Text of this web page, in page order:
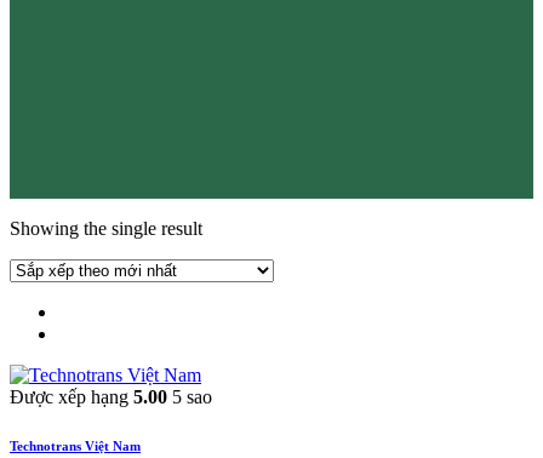
Showing the single result
Được xếp hạng 5.00 5 sao
Technotrans Việt Nam